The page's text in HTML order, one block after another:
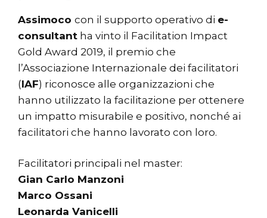
Assimoco con il supporto operativo di e-
consultant ha vinto il Facilitation Impact
Gold Award 2019, il premio che
l’Associazione Internazionale dei facilitatori
(IAF) riconosce alle organizzazioni che
hanno utilizzato la facilitazione per ottenere
un impatto misurabile e positivo, nonché ai
facilitatori che hanno lavorato con loro.
Facilitatori principali nel master:
Gian Carlo Manzoni
Marco Ossani
Leonarda Vanicelli